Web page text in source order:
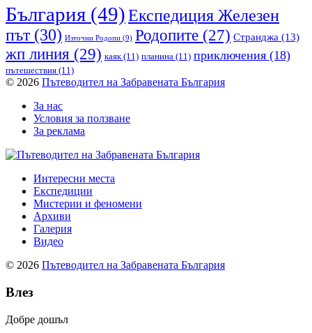
България (49)Експедиция Железен
път(30) Източни Родопи (9) Родопите (27) Странджа (13)
жп линия (29) каяк(11) планина (11) приключения (18)
пътешествия (11)
© 2026 Пътеводител на Забравената България
За нас
Условия за ползване
За реклама
Интересни места
Експедиции
Мистерии и феномени
Архиви
Галерия
Видео
© 2026 Пътеводител на Забравената България
Влез
Добре дошъл